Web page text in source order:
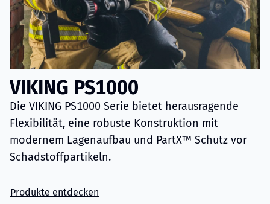
VIKING PS1000
Die VIKING PS1000 Serie bietet herausragende
Flexibilität, eine robuste Konstruktion mit
modernem Lagenaufbau und PartX™ Schutz vor
Schadstoffpartikeln.
Produkte entdecken